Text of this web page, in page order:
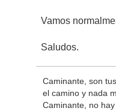
Vamos
Saludos.
Caminante, son
el camino y nada
Caminante, no